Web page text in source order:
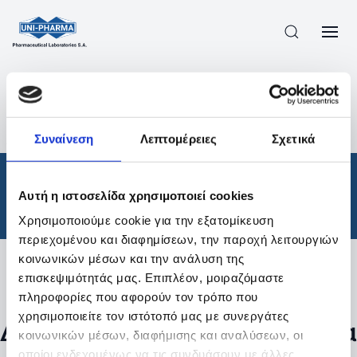
Συναίνεση Λεπτομέρειες Σχετικά
Αυτή η ιστοσελίδα χρησιμοποιεί cookies
Χρησιμοποιούμε cookie για την εξατομίκευση
περιεχομένου και διαφημίσεων, την παροχή λειτουργιών
κοινωνικών μέσων και την ανάλυση της
επισκεψιμότητάς μας. Επιπλέον, μοιραζόμαστε
πληροφορίες που αφορούν τον τρόπο που
χρησιμοποιείτε τον ιστότοπό μας με συνεργάτες
κοινωνικών μέσων, διαφήμισης και αναλύσεων, οι
οποίοι ενδεχομένως να τις συνδυάσουν με άλλες
ΠΡΟΪΟΝΤΑ
ΘΕΡΑΠΕΥΤΙΚΈΣ ΚΑΤΗΓΟΡΊΕΣ
/
ΑΠΟΤΕΛΕΣΜΑΤΑ ΑΝΑΖΗΤΗΣΗΣ
Θεραπευτικές Κατηγορίες
Φίλτρα
Δεν βρέθηκαν προϊόντα με τα